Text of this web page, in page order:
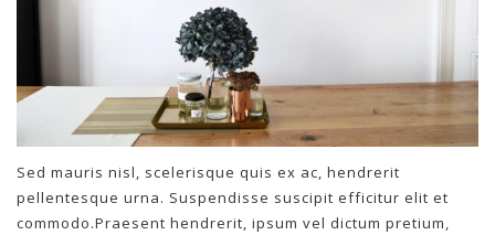
Sed mauris nisl, scelerisque quis ex ac, hendrerit
pellentesque urna. Suspendisse suscipit efficitur elit et
commodo.Praesent hendrerit, ipsum vel dictum pretium,